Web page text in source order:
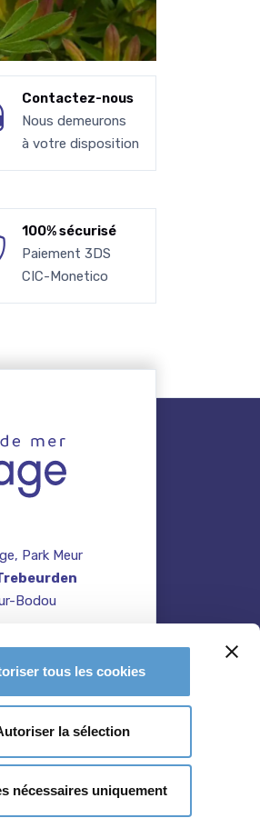
tous les cookies
la sélection
nécessaires uniquement
Contactez-nous
Nous demeurons
à votre disposition
100% sécurisé
Paiement 3DS
CIC-Monetico
Park Meur
Bodou
64